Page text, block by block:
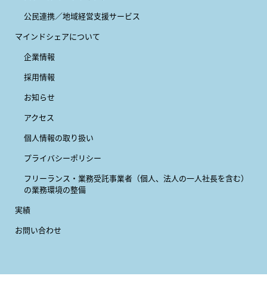
公民連携／地域経営支援サービス
マインドシェアについて
企業情報
採用情報
お知らせ
アクセス
個人情報の取り扱い
プライバシーポリシー
フリーランス・業務受託事業者 （個人、法人の一人社長を含む）
の業務環境の整備
実績
お問い合わせ